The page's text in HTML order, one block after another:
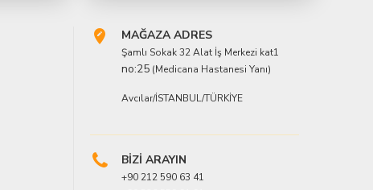
MAĞAZA ADRES
Şamlı Sokak 32 Alat İş Merkezi kat1
no:25 (Medicana Hastanesi Yanı)
Avcılar/İSTANBUL/TÜRKİYE
BİZİ ARAYIN
+90 212 590 63 41